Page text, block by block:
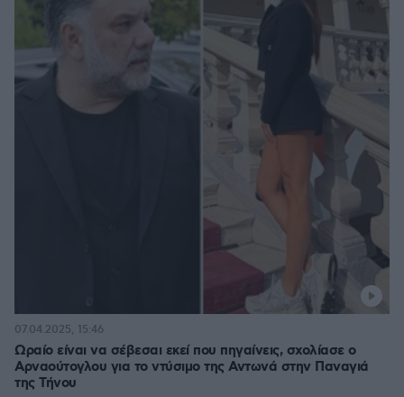
Ωραίο είναι να σέβεσαι εκεί που πηγαίνεις, σχολίασε ο
Αρναούτογλου για το ντύσιμο της Αντωνά στην Παναγιά
της Τήνου
07.04.2025, 15:46